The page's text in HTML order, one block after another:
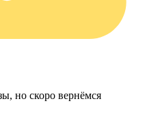
но скоро вернёмся